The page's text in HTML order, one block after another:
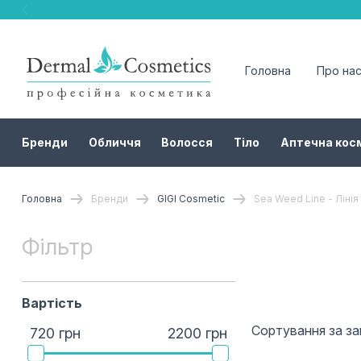
Головна Про нас
Бренди Обличчя Волосся Тіло Аптечна
Головна Бренди GIGI Cosmetic Sea Weed Line -
Фільтр
Вартість
720 грн 2200 грн Сортування за